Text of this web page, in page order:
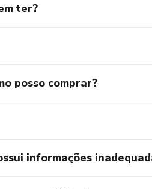
ter?
posso comprar?
informações